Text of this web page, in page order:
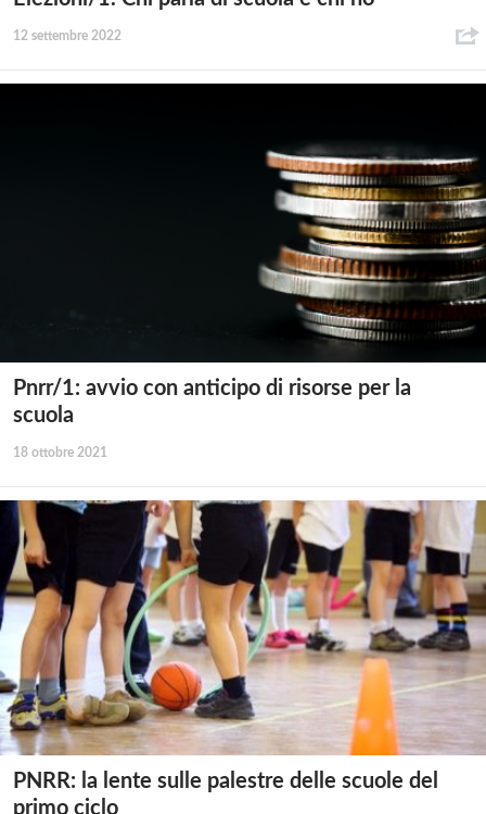
12 settembre 2022
Pnrr/1: avvio con anticipo di risorse per la
scuola
18 ottobre 2021
PNRR: la lente sulle palestre delle scuole del
primo ciclo